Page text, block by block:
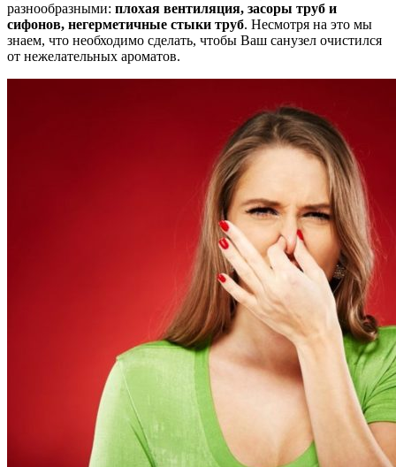
разнообразными: плохая вентиляция, засоры труб и
сифонов, негерметичные стыки труб. Несмотря на это мы
знаем, что необходимо сделать, чтобы Ваш санузел очистился
от нежелательных ароматов.